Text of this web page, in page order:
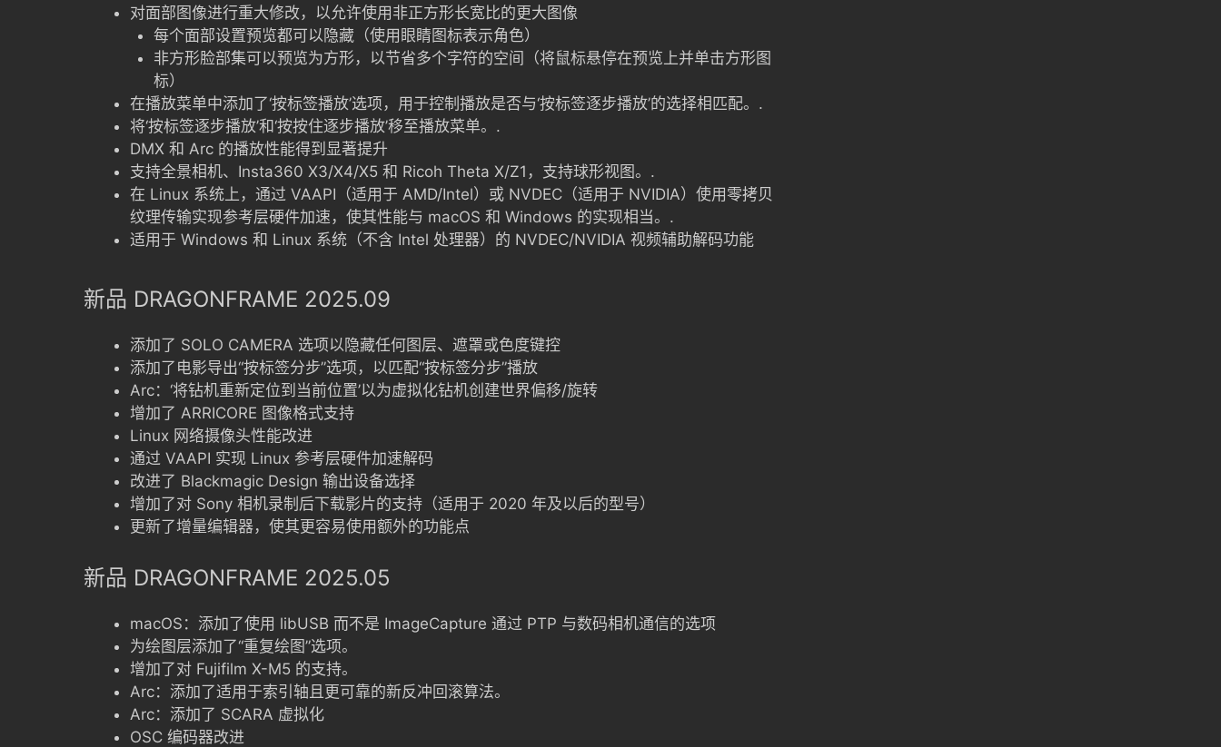
对面部图像进行重大修改，以允许使用非正方形长宽比的更大图像
每个面部设置预览都可以隐藏（使用眼睛图标表示角色）
非方形脸部集可以预览为方形，以节省多个字符的空间（将鼠标悬停在预览上并单击方形图
标）
在播放菜单中添加了‘按标签播放’选项，用于控制播放是否与‘按标签逐步播放’的选择相匹配。.
将‘按标签逐步播放’和‘按按住逐步播放’移至播放菜单。.
DMX 和 Arc 的播放性能得到显著提升
支持全景相机、Insta360 X3/X4/X5 和 Ricoh Theta X/Z1，支持球形视图。.
在 Linux 系统上，通过 VAAPI（适用于 AMD/Intel）或 NVDEC（适用于 NVIDIA）使用零拷贝
纹理传输实现参考层硬件加速，使其性能与 macOS 和 Windows 的实现相当。.
适用于 Windows 和 Linux 系统（不含 Intel 处理器）的 NVDEC/NVIDIA 视频辅助解码功能
新品 DRAGONFRAME 2025.09
添加了 SOLO CAMERA 选项以隐藏任何图层、遮罩或色度键控
添加了电影导出“按标签分步”选项，以匹配“按标签分步”播放
Arc：‘将钻机重新定位到当前位置’以为虚拟化钻机创建世界偏移/旋转
增加了 ARRICORE 图像格式支持
Linux 网络摄像头性能改进
通过 VAAPI 实现 Linux 参考层硬件加速解码
改进了 Blackmagic Design 输出设备选择
增加了对 Sony 相机录制后下载影片的支持（适用于 2020 年及以后的型号）
更新了增量编辑器，使其更容易使用额外的功能点
新品 DRAGONFRAME 2025.05
macOS：添加了使用 libUSB 而不是 ImageCapture 通过 PTP 与数码相机通信的选项
为绘图层添加了“重复绘图”选项。
增加了对 Fujifilm X-M5 的支持。
Arc：添加了适用于索引轴且更可靠的新反冲回滚算法。
Arc：添加了 SCARA 虚拟化
OSC 编码器改进